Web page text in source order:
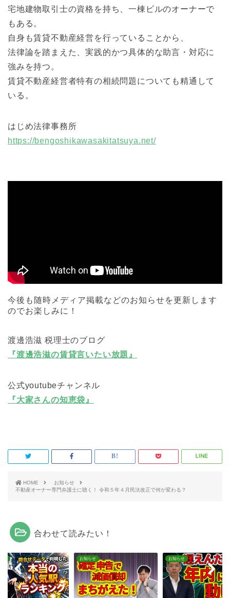
宅地建物取引士の資格を持ち、一棟ビルのオーナーで
もある。
自身も賃貸不動産経営を行っていることから、
法律論を踏まえた、実践的かつ具体的な助言・対応に
強みを持つ。
賃貸不動産経営者特有の相続問題についても精通して
いる。
はじめ法律事務所
https://bengoshikawasakitatsuya.net/
今後も随時メディア掲載などのお知らせを更新します
のでお楽しみに！
渡邊浩滋 税理士のブログ
『渡邊浩滋の賃貸言いたい放題』
公式youtubeチャンネル
『大家さんの知恵袋』
HOME
お知らせ
不動産オーナー専門弁護士に聴く！ 令和５年４月民法改正で何が変わる？
合わせて読みたい！
お知らせ お知らせ